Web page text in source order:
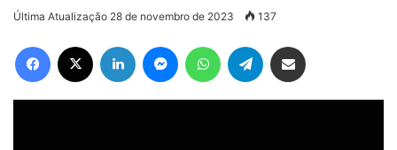
Última Atualização 28 de novembro de 2023 137